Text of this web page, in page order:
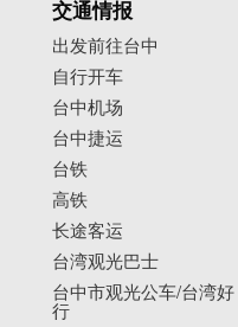
交通情报
出发前往台中
自行开车
台中机场
台中捷运
台铁
高铁
长途客运
台湾观光巴士
台中市观光公车/台湾好
行